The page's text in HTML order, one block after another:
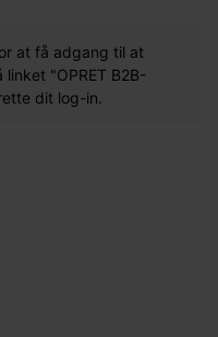
at få adgang til at
"OPRET B2B-
dit log-in.